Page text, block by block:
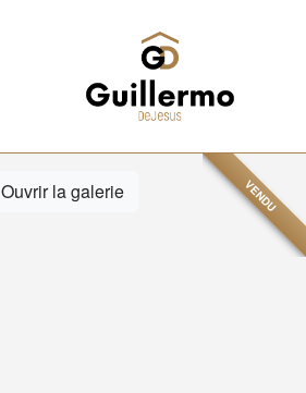
VENDU
Ouvrir la galerie